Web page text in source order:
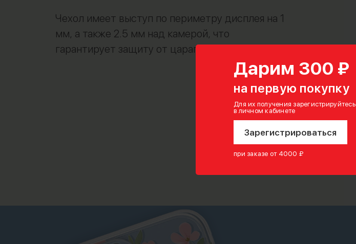
Дарим 300 ₽
на первую покупку
Для их получения зарегистрируйтесь
в личном кабинете
Зарегистрироваться
при заказе от 4000 ₽
Чехол имеет выступ по периметру дисплея на 1
мм, а также 2.5 мм над камерой, что
гарантирует защиту от царапин и потертостей